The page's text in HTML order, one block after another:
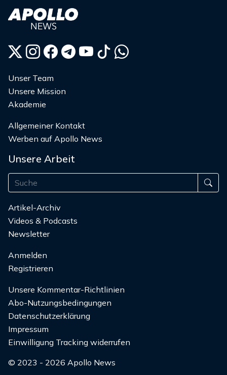
Unser Team
Unsere Mission
Akademie
Allgemeiner Kontakt
Werben auf Apollo News
Unsere Arbeit
Artikel-Archiv
Videos & Podcasts
Newsletter
Anmelden
Registrieren
Unsere Kommentar-Richtlinien
Abo-Nutzungsbedingungen
Datenschutzerklärung
Impressum
Einwilligung Tracking widerrufen
© 2023 - 2026 Apollo News